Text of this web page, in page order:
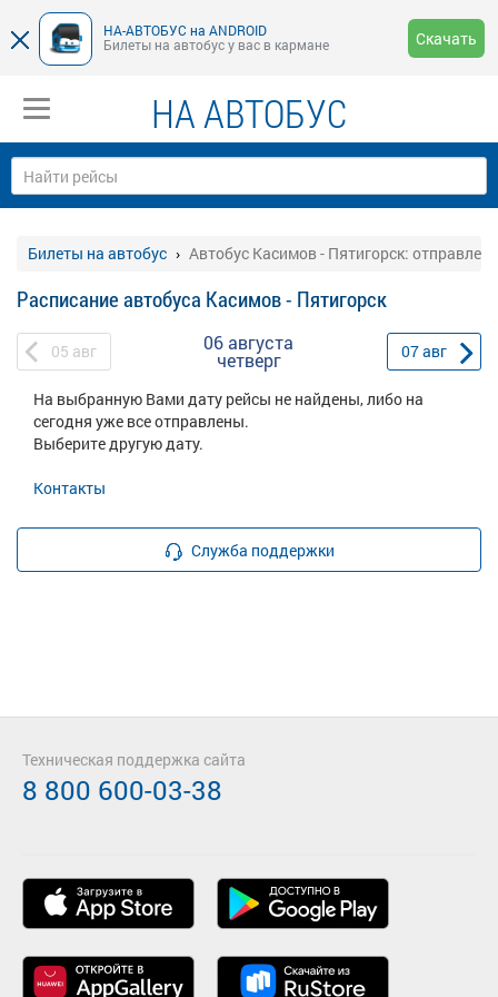
НА-АВТОБУС на ANDROID
Билеты на автобус у вас в кармане
Скачать
НА АВТОБУС
Билеты на автобус Автобус Касимов - Пятигорск:
Расписание автобуса Касимов - Пятигорск
05 авг 06 августа
четверг 07авг
На выбранную Вами дату рейсы не найдены, либо на
сегодня уже все отправлены.
Выберите другую дату.
Контакты
Служба поддержки
Техническая поддержка сайта
8 800 600-03-38